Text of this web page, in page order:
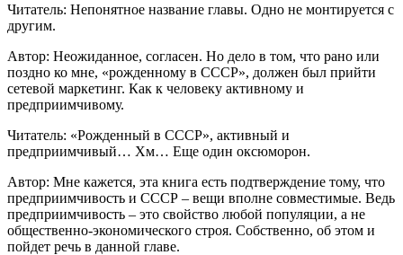
Читатель: Непонятное название главы. Одно не монтируется с
другим.
Автор: Неожиданное, согласен. Но дело в том, что рано или
поздно ко мне, «рожденному в СССР», должен был прийти
сетевой маркетинг. Как к человеку активному и
предприимчивому.
Читатель: «Рожденный в СССР», активный и
предприимчивый… Хм… Еще один оксюморон.
Автор: Мне кажется, эта книга есть подтверждение тому, что
предприимчивость и СССР – вещи вполне совместимые. Ведь
предприимчивость – это свойство любой популяции, а не
общественно-экономического строя. Собственно, об этом и
пойдет речь в данной главе.